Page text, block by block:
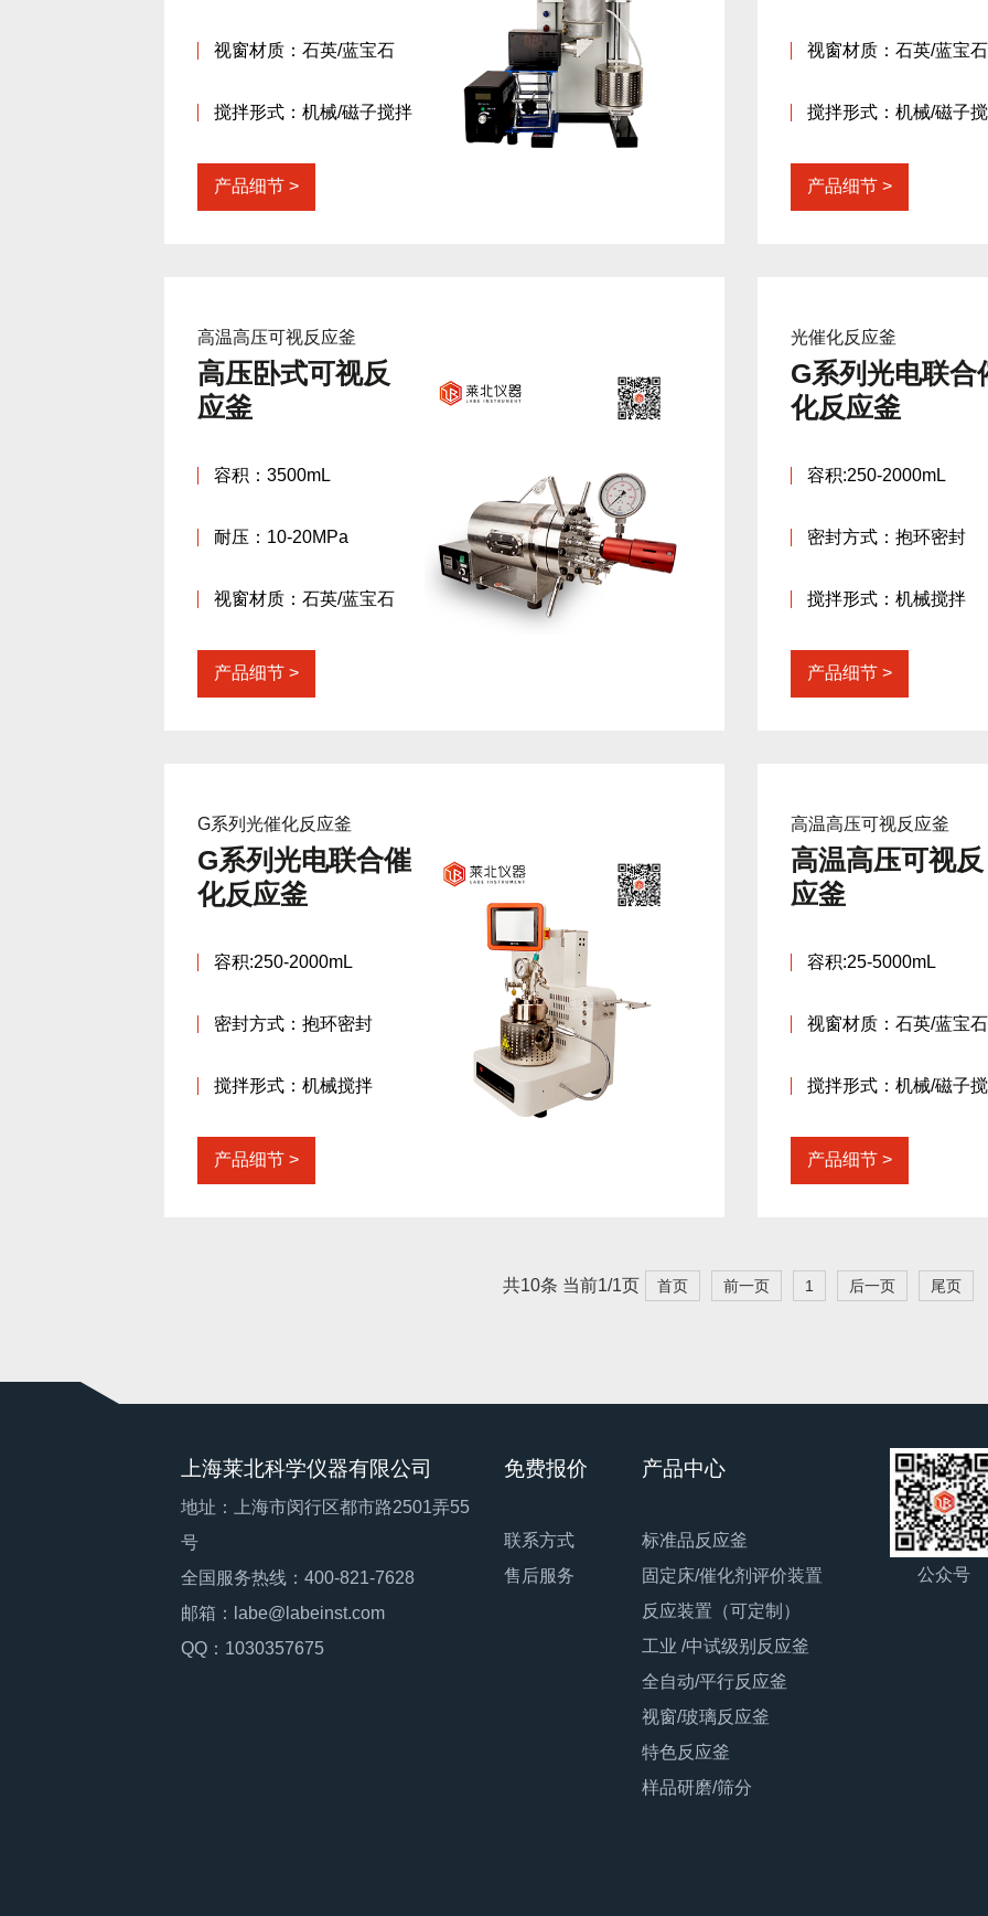
视窗材质：石英/蓝宝石
搅拌形式：机械/磁子搅拌
产品细节
视窗材质：石英/蓝宝石
搅拌形式：机械/磁子
产品细节
高温高压可视反应釜
高压卧式可视反
应釜
容积：3500mL
耐压：10-20MPa
视窗材质：石英/蓝宝石
产品细节
光催化反应釜
G系列光电联合
化反应釜
容积:250-2000mL
密封方式：抱环密封
搅拌形式：机械搅拌
产品细节
G系列光催化反应釜
G系列光电联合催
化反应釜
容积:250-2000mL
密封方式：抱环密封
搅拌形式：机械搅拌
产品细节
高温高压可视反应釜
高温高压可视反
应釜
容积:25-5000mL
视窗材质：石英/蓝宝石
搅拌形式：机械/磁子
产品细节
共10条 当前1/1页 首页 前一页 1 后一页 尾页
上海莱北科学仪器有限公司
地址：上海市闵行区都市路2501弄55
号
全国服务热线：400-821-7628
邮箱：labe@labeinst.com
QQ：1030357675
免费报价
联系方式
售后服务
产品中心
标准品反应釜
固定床/催化剂评价装置
反应装置（可定制）
工业 /中试级别反应釜
全自动/平行反应釜
视窗/玻璃反应釜
特色反应釜
样品研磨/筛分
公众号